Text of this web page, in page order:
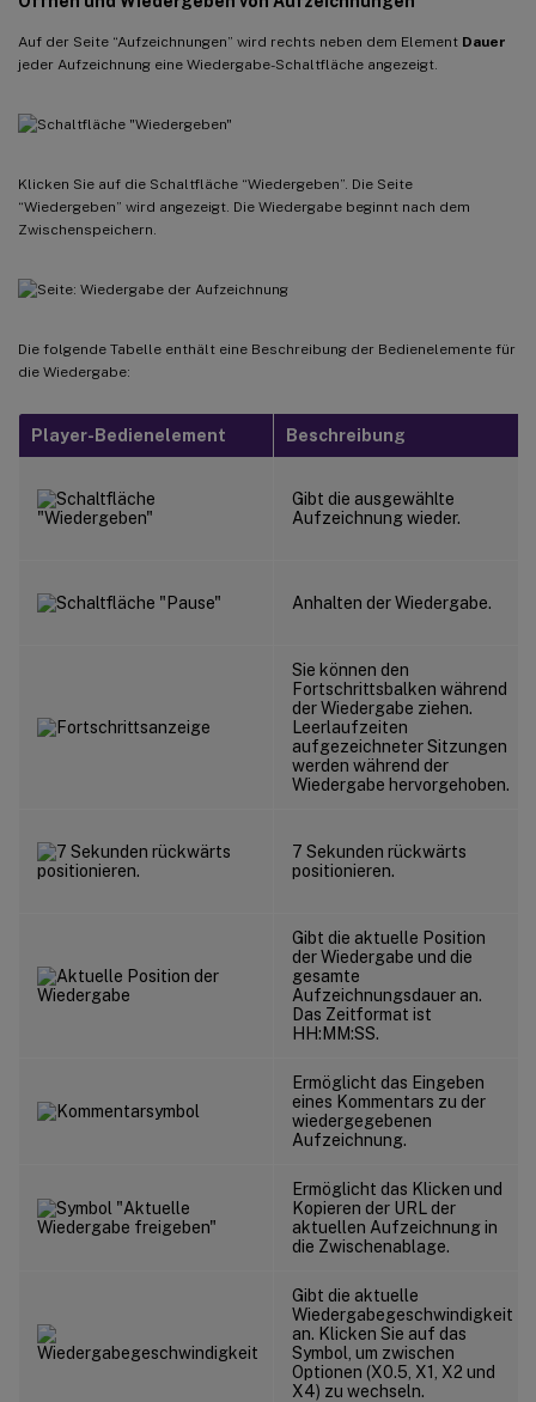
Auf der Seite “Aufzeichnungen” wird rechts neben dem Element Dauer
jeder Aufzeichnung eine Wiedergabe-Schaltfläche angezeigt.
Klicken Sie auf die Schaltfläche “Wiedergeben”. Die Seite
“Wiedergeben” wird angezeigt. Die Wiedergabe beginnt nach dem
Zwischenspeichern.
Die folgende Tabelle enthält eine Beschreibung der Bedienelemente für
die Wiedergabe:
Player-Bedienelement Beschreibung
Gibt die ausgewählte
Aufzeichnung wieder.
Anhalten der Wiedergabe.
Sie können den
Fortschrittsbalken während
der Wiedergabe ziehen.
Leerlaufzeiten
aufgezeichneter Sitzungen
werden während der
Wiedergabe hervorgehoben.
7 Sekunden rückwärts
positionieren.
Gibt die aktuelle Position
der Wiedergabe und die
gesamte
Aufzeichnungsdauer an.
Das Zeitformat ist
HH:MM:SS.
Ermöglicht das Eingeben
eines Kommentars zu der
wiedergegebenen
Aufzeichnung.
Ermöglicht das Klicken und
Kopieren der URL der
aktuellen Aufzeichnung in
die Zwischenablage.
Gibt die aktuelle
Wiedergabegeschwindigkeit
an. Klicken Sie auf das
Symbol, um zwischen
Optionen (X0.5, X1, X2 und
X4) zu wechseln.